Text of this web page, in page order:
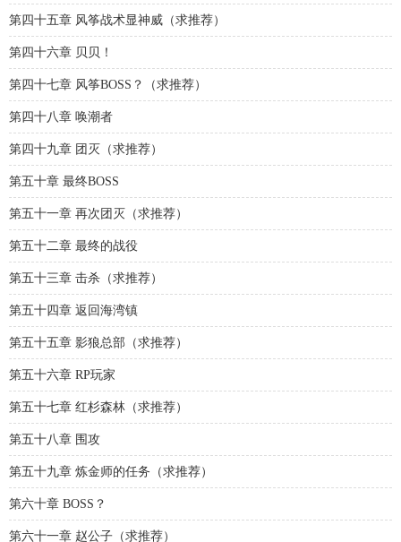
第四十五章 风筝战术显神威（求推荐）
第四十六章 贝贝！
第四十七章 风筝BOSS？（求推荐）
第四十八章 唤潮者
第四十九章 团灭（求推荐）
第五十章 最终BOSS
第五十一章 再次团灭（求推荐）
第五十二章 最终的战役
第五十三章 击杀（求推荐）
第五十四章 返回海湾镇
第五十五章 影狼总部（求推荐）
第五十六章 RP玩家
第五十七章 红杉森林（求推荐）
第五十八章 围攻
第五十九章 炼金师的任务（求推荐）
第六十章 BOSS？
第六十一章 赵公子（求推荐）